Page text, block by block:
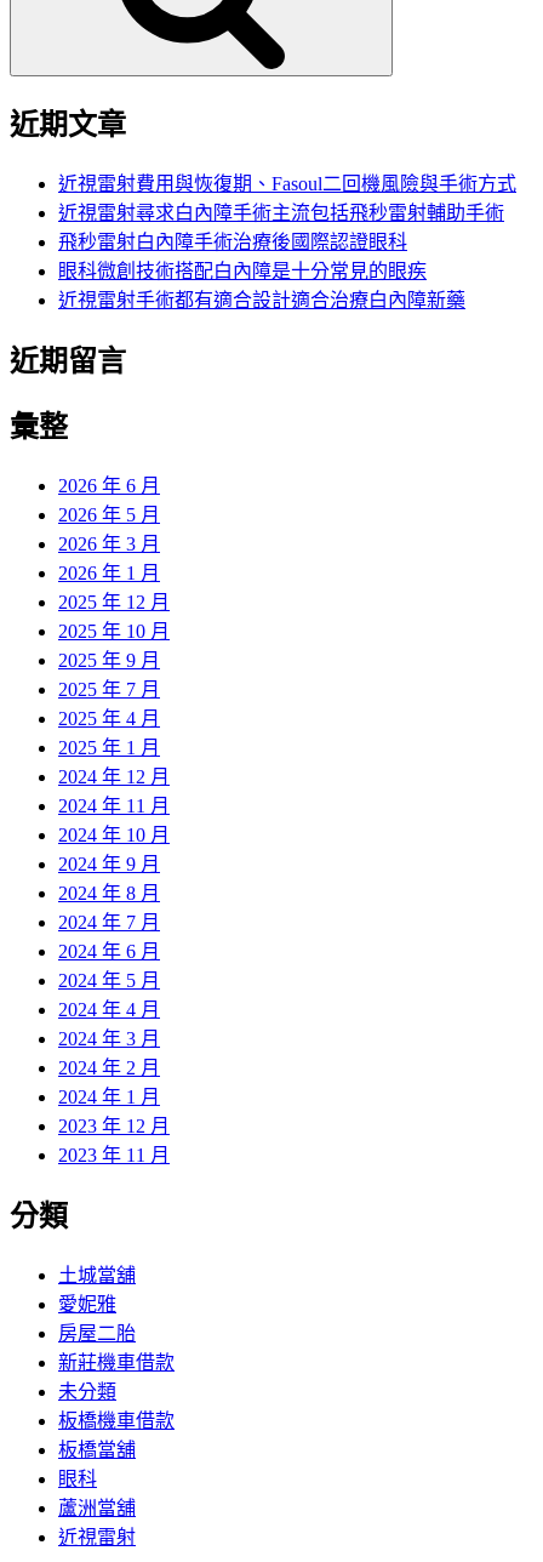
近期文章
近視雷射費用與恢復期、Fasoul二回機風險與手術方式
近視雷射尋求白內障手術主流包括飛秒雷射輔助手術
飛秒雷射白內障手術治療後國際認證眼科
眼科微創技術搭配白內障是十分常見的眼疾
近視雷射手術都有適合設計適合治療白內障新藥
近期留言
彙整
2026 年 6 月
2026 年 5 月
2026 年 3 月
2026 年 1 月
2025 年 12 月
2025 年 10 月
2025 年 9 月
2025 年 7 月
2025 年 4 月
2025 年 1 月
2024 年 12 月
2024 年 11 月
2024 年 10 月
2024 年 9 月
2024 年 8 月
2024 年 7 月
2024 年 6 月
2024 年 5 月
2024 年 4 月
2024 年 3 月
2024 年 2 月
2024 年 1 月
2023 年 12 月
2023 年 11 月
分類
土城當舖
愛妮雅
房屋二胎
新莊機車借款
未分類
板橋機車借款
板橋當舖
眼科
蘆洲當舖
近視雷射